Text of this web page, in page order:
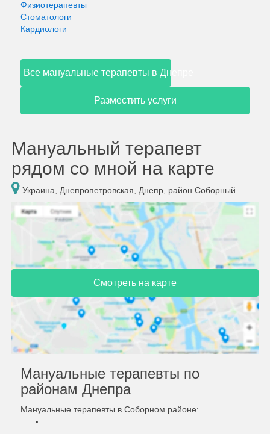
Физиотерапевты
Стоматологи
Кардиологи
Все мануальные терапевты в Днепре
Разместить услуги
Мануальный терапевт
рядом со мной на карте
Украина, Днепропетровская, Днепр, район Соборный
Смотреть на карте
Мануальные терапевты по
районам Днепра
Мануальные терапевты в Соборном районе: